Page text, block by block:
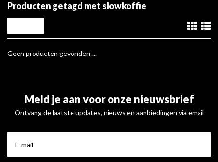
Producten getagd met slowkoffie
Geen producten gevonden!...
Meld je aan voor onze nieuwsbrief
Ontvang de laatste updates, nieuws en aanbiedingen via email